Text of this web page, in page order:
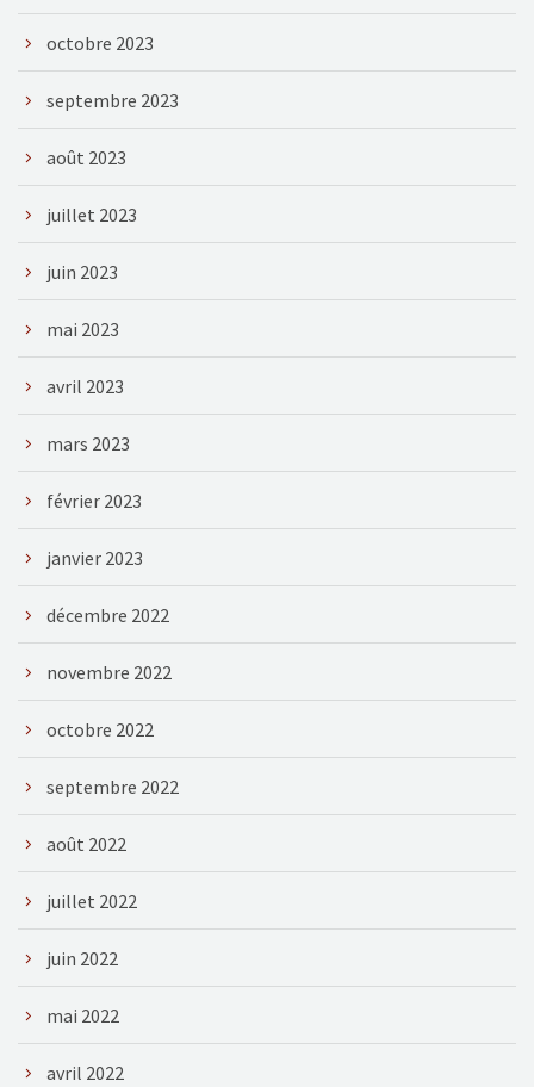
octobre 2023
septembre 2023
août 2023
juillet 2023
juin 2023
mai 2023
avril 2023
mars 2023
février 2023
janvier 2023
décembre 2022
novembre 2022
octobre 2022
septembre 2022
août 2022
juillet 2022
juin 2022
mai 2022
avril 2022